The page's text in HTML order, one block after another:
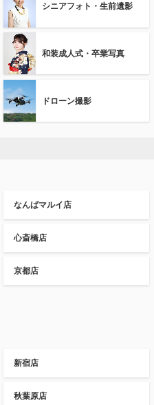
シニアフォト・生前遺影
和装成人式・卒業写真
ドローン撮影
なんばマルイ店
心斎橋店
京都店
新宿店
秋葉原店